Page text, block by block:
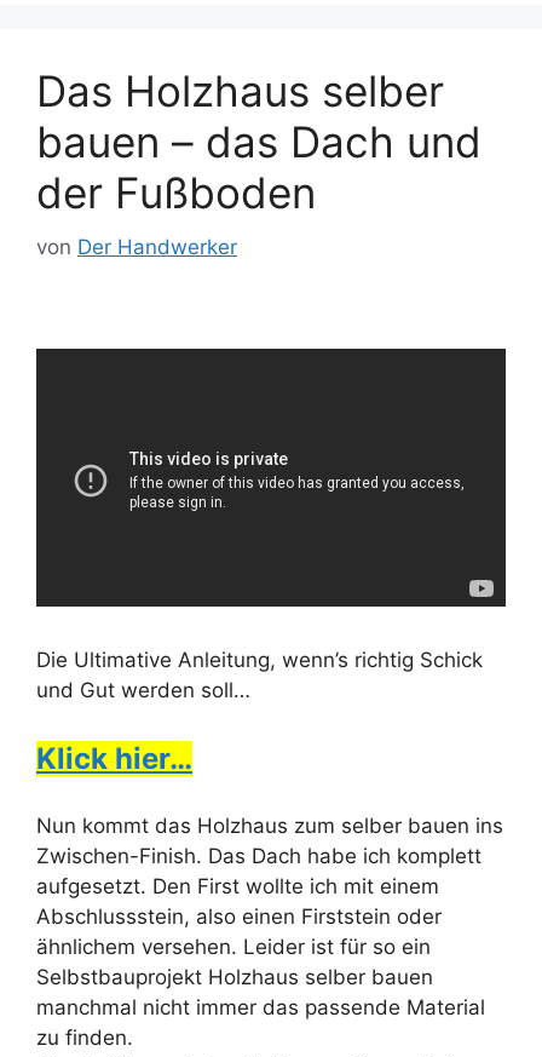
Das Holzhaus selber
bauen – das Dach und
der Fußboden
von Der Handwerker
Die Ultimative Anleitung, wenn’s richtig Schick
und Gut werden soll…
Klick hier…
Nun kommt das Holzhaus zum selber bauen ins
Zwischen-Finish. Das Dach habe ich komplett
aufgesetzt. Den First wollte ich mit einem
Abschlussstein, also einen Firststein oder
ähnlichem versehen. Leider ist für so ein
Selbstbauprojekt Holzhaus selber bauen
manchmal nicht immer das passende Material
zu finden.